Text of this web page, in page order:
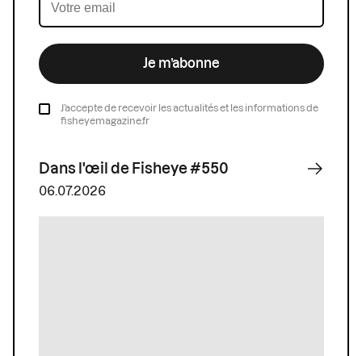
Je m’abonne
J’accepte de recevoir les actualités et les informations de
fisheyemagazine.fr
Dans l'œil de Fisheye #550
06.07.2026